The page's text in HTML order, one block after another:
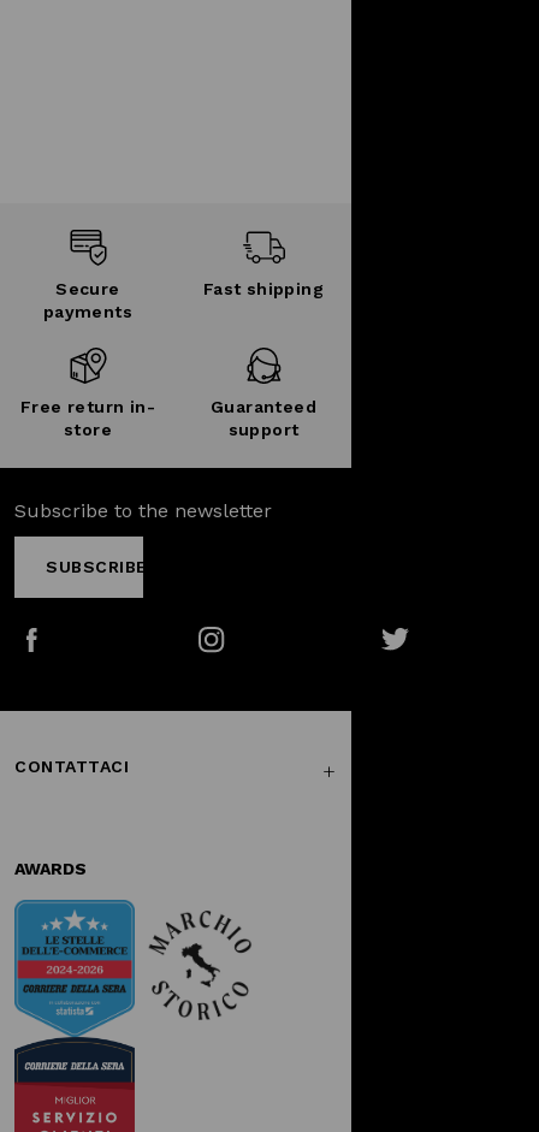
Secure
payments
Fast shipping
Free return in-
store
Guaranteed
support
Subscribe to the newsletter
SUBSCRIBE
CONTATTACI
AWARDS